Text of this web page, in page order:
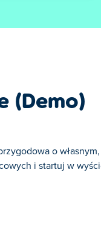
(Demo)
o
i startuj w
jedną z naszych